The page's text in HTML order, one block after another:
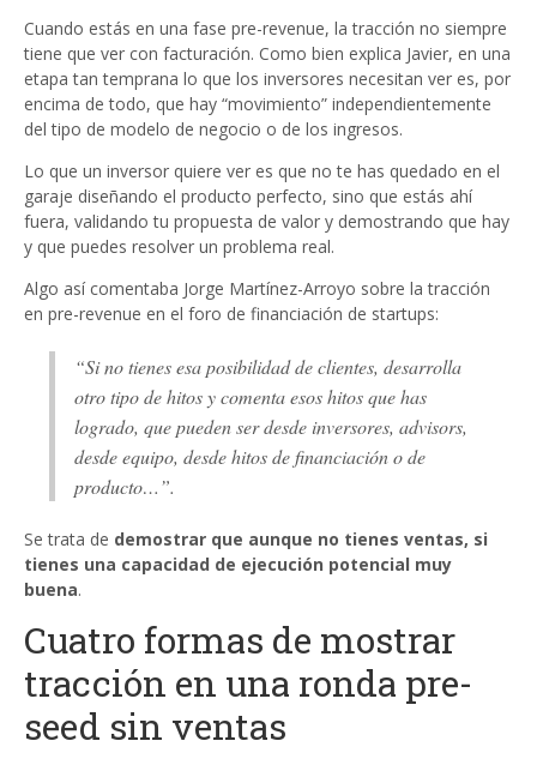
Cuando estás en una fase pre-revenue, la tracción no siempre
tiene que ver con facturación. Como bien explica Javier, en una
etapa tan temprana lo que los inversores necesitan ver es, por
encima de todo, que hay “movimiento” independientemente
del tipo de modelo de negocio o de los ingresos.
Lo que un inversor quiere ver es que no te has quedado en el
garaje diseñando el producto perfecto, sino que estás ahí
fuera, validando tu propuesta de valor y demostrando que hay
y que puedes resolver un problema real.
Algo así comentaba Jorge Martínez-Arroyo sobre la tracción
en pre-revenue en el foro de financiación de startups:
“Si no tienes esa posibilidad de clientes, desarrolla
otro tipo de hitos y comenta esos hitos que has
logrado, que pueden ser desde inversores, advisors,
desde equipo, desde hitos de financiación o de
producto…”.
Se trata de demostrar que aunque no tienes ventas, si
tienes una capacidad de ejecución potencial muy
buena.
Cuatro formas de mostrar
tracción en una ronda pre-
seed sin ventas